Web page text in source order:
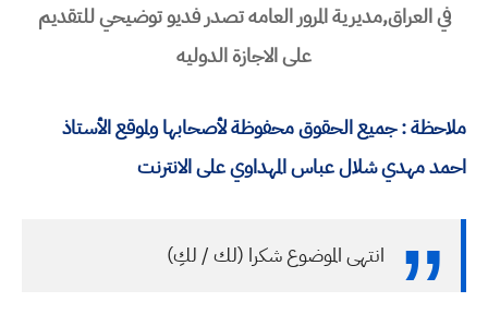
في العراق,مديرية المرور العامه تصدر فديو توضيحي للتقديم
على الاجازة الدوليه
ملاحظة : جميع الحقوق محفوظة لأصحابها ولموقع الأستاذ
احمد مهدي شلال عباس المهداوي على الانترنت
انتهى الموضوع شكرا (لك / لكِ)